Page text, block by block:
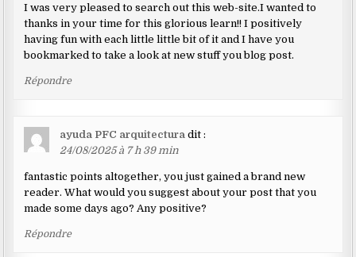
commentaires
I was very pleased to search out this web-site.I wanted to
thanks in your time for this glorious learn!! I positively
having fun with each little little bit of it and I have you
bookmarked to take a look at new stuff you blog post.
Répondre
ayuda PFC arquitectura dit :
24/08/2025 à 7 h 39 min
fantastic points altogether, you just gained a brand new
reader. What would you suggest about your post that you
made some days ago? Any positive?
Répondre